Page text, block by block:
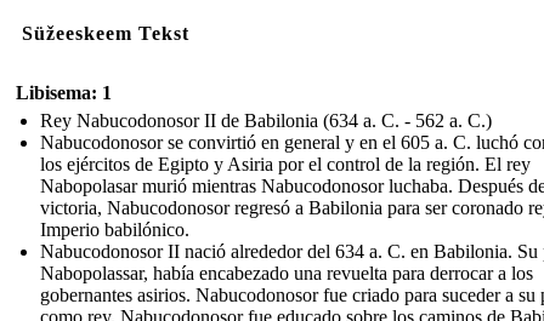
Süžeeskeem Tekst
Libisema: 1
Rey Nabucodonosor II de Babilonia (634 a. C. - 562 a. C.)
Nabucodonosor se convirtió en general y en el 605 a. C. luchó
los ejércitos de Egipto y Asiria por el control de la región. El rey
Nabopolasar murió mientras Nabucodonosor luchaba. Después
victoria, Nabucodonosor regresó a Babilonia para ser coronado
Imperio babilónico.
Nabucodonosor II nació alrededor del 634 a. C. en Babilonia. Su
Nabopolassar, había encabezado una revuelta para derrocar a los
gobernantes asirios. Nabucodonosor fue criado para suceder a su
como rey. Nabucodonosor fue educado sobre los caminos de